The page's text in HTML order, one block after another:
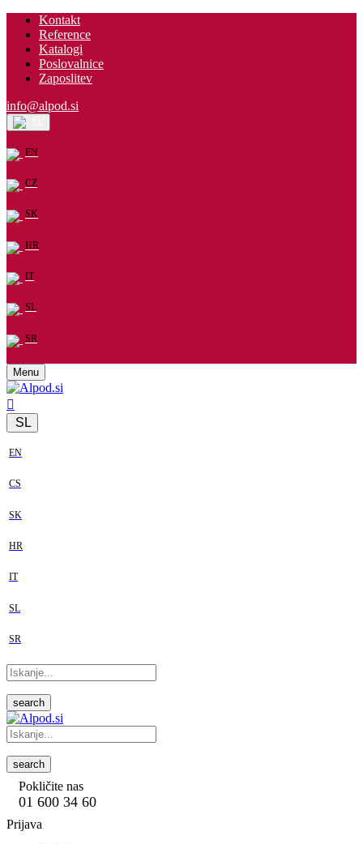
Kontakt
Reference
Katalogi
Poslovalnice
Zaposlitev
info@alpod.si
EN
CZ
SK
HR
IT
SL
SR
Menu
SL
EN
CS
SK
HR
IT
SL
SR
search
search
Pokličite nas
01 600 34 60
Prijava